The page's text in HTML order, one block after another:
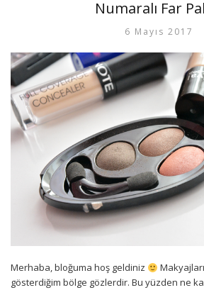
Numaralı Far
6 Mayıs 2017
Merhaba, bloğuma hoş geldiniz
gösterdiğim bölge gözlerdir. Bu yüzden ne